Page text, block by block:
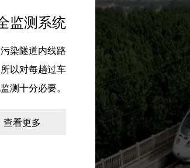
监测系统
染隧道内线路
以对每趟过车
测十分必要。
查看更多